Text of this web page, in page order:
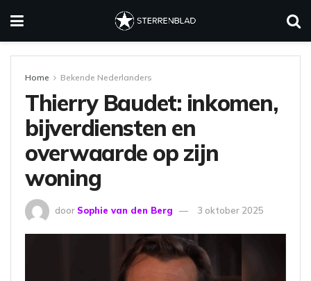
Home Bekende Nederlanders
Thierry Baudet: inkomen,
bijverdiensten en
overwaarde op zijn
woning
door Sophie van den Berg 3 oktober 2025